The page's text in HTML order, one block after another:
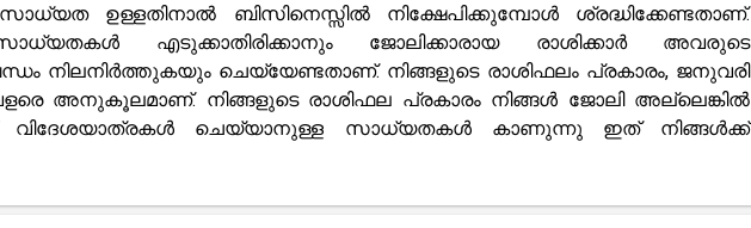
ഉള്ളതിനാൽ ബിസിനെസ്സിൽ നിക്ഷേപിക്കുമ്പോൾ ശ്രദ്ധിക്കേണ്ടതാണ്.
എടുക്കാതിരിക്കാനും ജോലിക്കാരായ രാശിക്കാർ അവരുടെ
നിലനിർത്തുകയും ചെയ്യേണ്ടതാണ്. നിങ്ങളുടെ രാശിഫലം പ്രകാരം, ജനുവരി
അനുകൂലമാണ്. നിങ്ങളുടെ രാശിഫല പ്രകാരം നിങ്ങൾ ജോലി അല്ലെങ്കിൽ
വിദേശയാത്രകൾ ചെയ്യാനുള്ള സാധ്യതകൾ കാണുന്നു ഇത് നിങ്ങൾക്ക്